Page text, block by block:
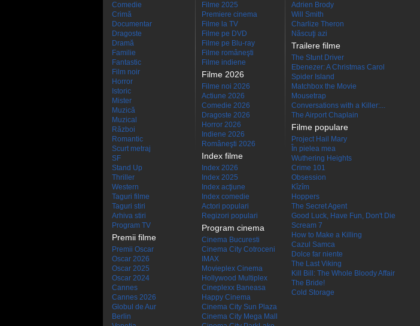
Comedie
Crimă
Documentar
Dragoste
Dramă
Familie
Fantastic
Film noir
Horror
Istoric
Mister
Muzică
Muzical
Război
Romantic
Scurt metraj
SF
Stand Up
Thriller
Western
Taguri filme
Taguri stiri
Arhiva stiri
Program TV
Premii filme
Premii Oscar
Oscar 2026
Oscar 2025
Oscar 2024
Cannes
Cannes 2026
Globul de Aur
Berlin
Filme 2025
Premiere cinema
Filme la TV
Filme pe DVD
Filme pe Blu-ray
Filme româneşti
Filme indiene
Filme 2026
Filme noi 2026
Actiune 2026
Comedie 2026
Dragoste 2026
Horror 2026
Indiene 2026
Româneşti 2026
Index filme
Index 2026
Index 2025
Index acţiune
Index comedie
Actori populari
Regizori populari
Program cinema
Cinema Bucuresti
Cinema City Cotroceni
IMAX
Movieplex Cinema
Hollywood Multiplex
Cineplexx Baneasa
Happy Cinema
Cinema City Sun Plaza
Cinema City Mega Mall
Adrien Brody
Will Smith
Charlize Theron
Născuţi azi
Trailere filme
The Stunt Driver
Ebenezer: A Christmas Carol
Spider Island
Matchbox the Movie
Mousetrap
Conversations with a Killer:...
The Airport Chaplain
Filme populare
Project Hail Mary
În pielea mea
Wuthering Heights
Crime 101
Obsession
Kîzîm
Hoppers
The Secret Agent
Good Luck, Have Fun, Don't Die
Scream 7
How to Make a Killing
Cazul Samca
Dolce far niente
The Last Viking
Kill Bill: The Whole Bloody Affair
The Bride!
Cold Storage